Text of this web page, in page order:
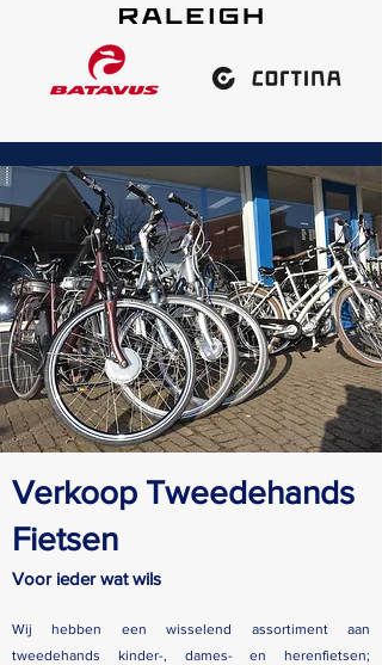
Verkoop Tweedehands
Fietsen
Voor ieder wat wils
Wij hebben een wisselend assortiment aan
tweedehands kinder-, dames- en herenfietsen;